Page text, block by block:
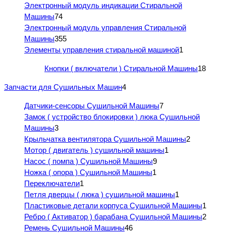
Электронный модуль индикации Стиральной
Машины74
Электронный модуль управления Стиральной
Машины355
Элементы управления стиральной машиной1
Кнопки ( включатели ) Стиральной Машины18
Запчасти для Сушильных Машин4
Датчики-сенсоры Сушильной Машины7
Замок ( устройство блокировки ) люка Сушильной
Машины3
Крыльчатка вентилятора Сушильной Машины2
Мотор ( двигатель ) сушильной машины1
Насос ( помпа ) Сушильной Машины9
Ножка ( опора ) Сушильной Машины1
Переключатели1
Петля дверцы ( люка ) сушильной машины1
Пластиковые детали корпуса Сушильной Машины1
Ребро ( Активатор ) барабана Сушильной Машины2
Ремень Сушильной Машины46